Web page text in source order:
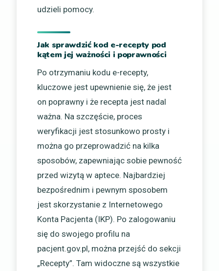
udzieli pomocy.
Jak sprawdzić kod e-recepty pod
kątem jej ważności i poprawności
Po otrzymaniu kodu e-recepty,
kluczowe jest upewnienie się, że jest
on poprawny i że recepta jest nadal
ważna. Na szczęście, proces
weryfikacji jest stosunkowo prosty i
można go przeprowadzić na kilka
sposobów, zapewniając sobie pewność
przed wizytą w aptece. Najbardziej
bezpośrednim i pewnym sposobem
jest skorzystanie z Internetowego
Konta Pacjenta (IKP). Po zalogowaniu
się do swojego profilu na
pacjent.gov.pl, można przejść do sekcji
„Recepty”. Tam widoczne są wszystkie